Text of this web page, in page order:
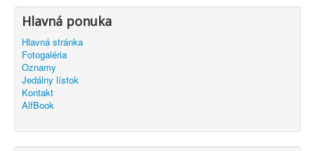
Hlavná ponuka
Hlavná stránka
Fotogaléria
Oznamy
Jedálny lístok
Kontakt
AlfBook